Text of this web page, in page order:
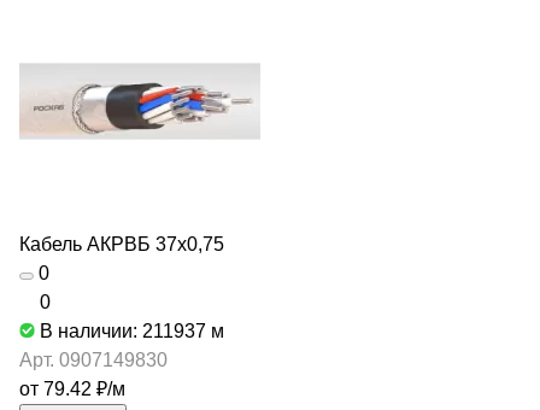
Кабель АКРВБ 37х0,75
0
0
В наличии: 211937 м
Арт. 0907149830
от 79.42 ₽/м